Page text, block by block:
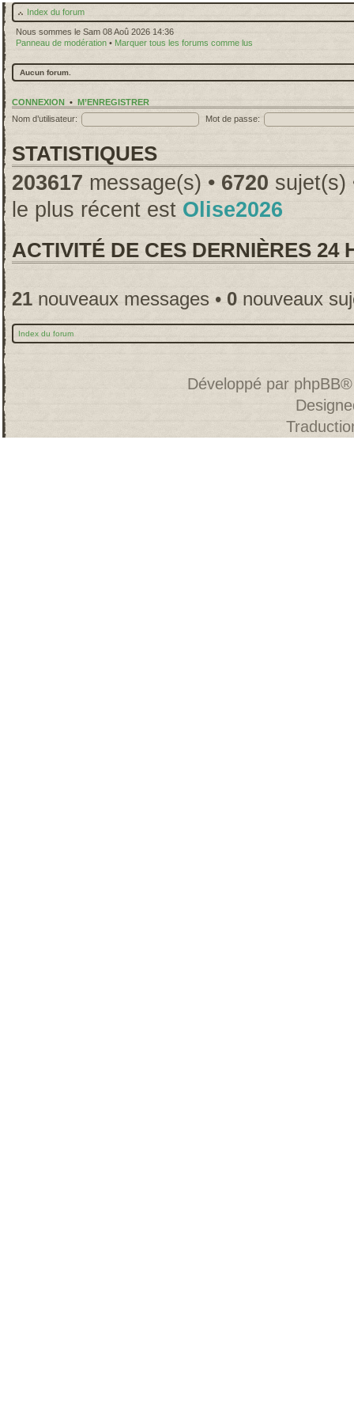
Index du forum
Nous sommes le Sam 08 Aoû 2026 14:36
Panneau de modération • Marquer tous les forums comme lus
Aucun forum.
CONNEXION • M’ENREGISTRER
Nom d’utilisateur:
Mot de passe:
STATISTIQUES
203617 message(s) • 6720 sujet(s)
le plus récent est Olise2026
ACTIVITÉ DE CES DERNIÈRES 24
21 nouveaux messages • 0 nouveaux
Index du forum
Développé par phpBB®